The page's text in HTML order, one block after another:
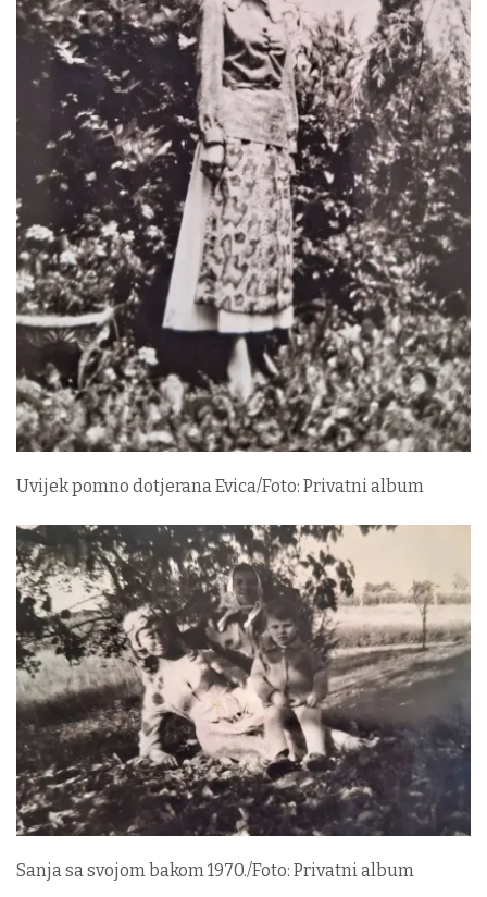
Uvijek pomno dotjerana Evica/Foto: Privatni album
Sanja sa svojom bakom 1970./Foto: Privatni album